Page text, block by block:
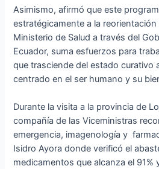
Asimismo, afirmó que este
estratégicamente a la reorientación
Ministerio de Salud a través del
Ecuador, suma esfuerzos para
que trasciende del estado curativo
centrado en el ser humano y su
Durante la visita a la provincia de
compañía de las Viceministras
emergencia, imagenología y
Isidro Ayora donde verificó el
medicamentos que alcanza el 91%